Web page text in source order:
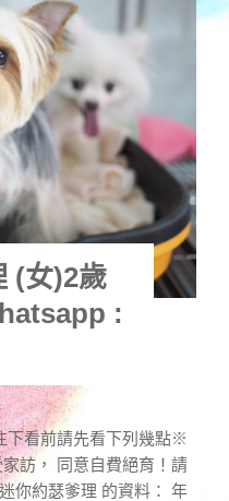
(女)2歲
:
下看前請先看下列幾點※
訪， 同意自費絕育！請
你約瑟爹理 的資料： 年